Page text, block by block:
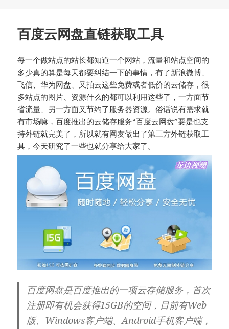
百度云网盘直链获取工具
每一个做站点的站长都知道一个网站，流量和站点空间的
多少真的算是每天都要纠结一下的事情，有了新浪微博、
飞信、华为网盘、又拍云这些免费或者低价的云储存，很
多站点的图片、资源什么的都可以利用这些了，一方面节
省流量、另一方面又节约了服务器资源。俗话说有需求就
有市场嘛，百度推出的云储存服务“百度云网盘”要是也支
持外链就完美了，所以就有网友做出了第三方外链获取工
具，今天研究了一些也就分享给大家了。
百度网盘是百度推出的一项云存储服务，首次
注册即有机会获得15GB的空间，目前有Web
版、Windows客户端、Android手机客户端，